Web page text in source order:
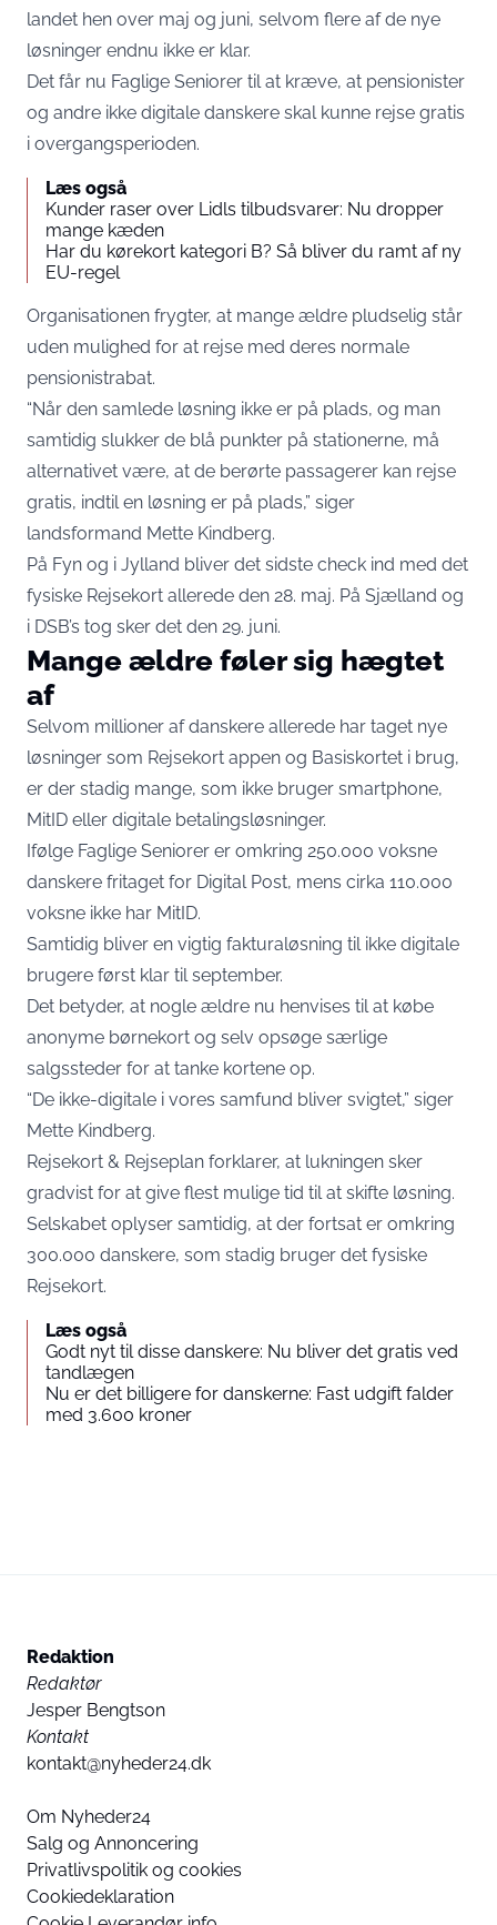
landet hen over maj og juni, selvom flere af de nye
løsninger endnu ikke er klar.
Det får nu Faglige Seniorer til at kræve, at pensionister
og andre ikke digitale danskere skal kunne rejse gratis
i overgangsperioden.
Læs også
Kunder raser over Lidls tilbudsvarer: Nu dropper
mange kæden
Har du kørekort kategori B? Så bliver du ramt af ny
EU-regel
Organisationen frygter, at mange ældre pludselig står
uden mulighed for at rejse med deres normale
pensionistrabat.
“Når den samlede løsning ikke er på plads, og man
samtidig slukker de blå punkter på stationerne, må
alternativet være, at de berørte passagerer kan rejse
gratis, indtil en løsning er på plads,” siger
landsformand Mette Kindberg.
På Fyn og i Jylland bliver det sidste check ind med det
fysiske Rejsekort allerede den 28. maj. På Sjælland og
i DSB’s tog sker det den 29. juni.
Mange ældre føler sig hægtet
af
Selvom millioner af danskere allerede har taget nye
løsninger som Rejsekort appen og Basiskortet i brug,
er der stadig mange, som ikke bruger smartphone,
MitID eller digitale betalingsløsninger.
Ifølge Faglige Seniorer er omkring 250.000 voksne
danskere fritaget for Digital Post, mens cirka 110.000
voksne ikke har MitID.
Samtidig bliver en vigtig fakturaløsning til ikke digitale
brugere først klar til september.
Det betyder, at nogle ældre nu henvises til at købe
anonyme børnekort og selv opsøge særlige
salgssteder for at tanke kortene op.
“De ikke-digitale i vores samfund bliver svigtet,” siger
Mette Kindberg.
Rejsekort & Rejseplan forklarer, at lukningen sker
gradvist for at give flest mulige tid til at skifte løsning.
Selskabet oplyser samtidig, at der fortsat er omkring
300.000 danskere, som stadig bruger det fysiske
Rejsekort.
Læs også
Godt nyt til disse danskere: Nu bliver det gratis ved
tandlægen
Nu er det billigere for danskerne: Fast udgift falder
med 3.600 kroner
Redaktion
Redaktør
Jesper Bengtson
Kontakt
kontakt@nyheder24.dk
Om Nyheder24
Salg og Annoncering
Privatlivspolitik og cookies
Cookiedeklaration